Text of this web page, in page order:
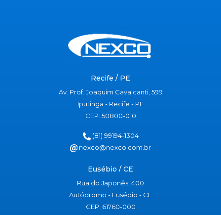
Recife / PE
Av. Prof. Joaquim Cavalcanti, 599
Iputinga - Recife - PE
CEP: 50800-010
(81) 99194-1304
nexco@nexco.com.br
Eusébio / CE
Rua do Japonês, 400
Autódromo - Eusébio - CE
CEP: 61760-000